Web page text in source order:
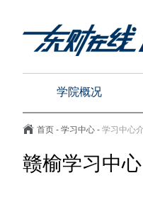
学院概况
首页 - 学习中心 - 学习中心
赣榆学习中心